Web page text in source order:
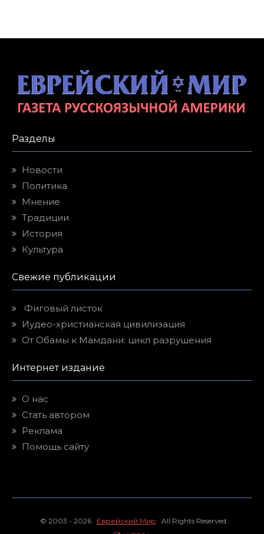
Разделы
Новости
Политика
Мнение
Традиции
История
Культура
Свежие публикации
Фиговый листок
Иудео-христианская цивилизация
От Обамы к Мамдани: цикл разрушения
Интернет издание
О нас
Стать автором
Реклама
Помощь сайту
© 2003 - 2026 Еврейский Мир All Rights Reserved.